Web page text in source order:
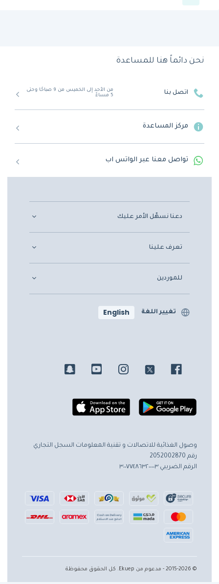
نحن دائماً هنا للمساعدة
اتصل بنا
من الأحد إلى الخميس من 9 صباحًا وحتى
5 مساءً
مركز المساعدة
تواصل معنا عبر الواتس اب
دعنا نسهّل الأمر عليك
تعرف علينا
للموردين
تغيير اللغة English
وصول الغذائية للاتصالات و تقنية المعلومات السجل التجاري
رقم 2052002870
الرقم الضريبي ٣٠٠٧٧٤٨٦٣٢٠٠٠٠٣
© 2015-2026 - مدعوم من Ekuep. كل الحقوق محفوظة